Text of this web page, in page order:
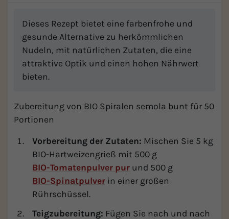
Dieses Rezept bietet eine farbenfrohe und
gesunde Alternative zu herkömmlichen
Nudeln, mit natürlichen Zutaten, die eine
attraktive Optik und einen hohen Nährwert
bieten.
Zubereitung von BIO Spiralen semola bunt für 50
Portionen
Vorbereitung der Zutaten: Mischen Sie 5 kg
BIO-Hartweizengrieß mit 500 g
BIO-Tomatenpulver pur und 500 g
BIO-Spinatpulver in einer großen
Rührschüssel.
Teigzubereitung: Fügen Sie nach und nach